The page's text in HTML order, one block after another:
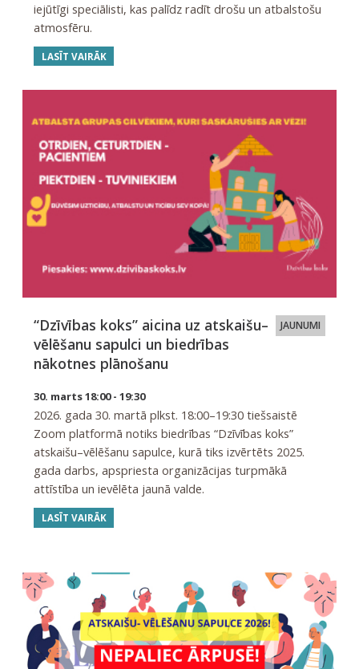
iejūtīgi speciālisti, kas palīdz radīt drošu un atbalstošu
atmosfēru.
LASĪT VAIRĀK
JAUNUMI
“Dzīvības koks” aicina uz atskaišu–
vēlēšanu sapulci un biedrības
nākotnes plānošanu
30. marts 18:00 - 19:30
2026. gada 30. martā plkst. 18:00–19:30 tiešsaistē
Zoom platformā notiks biedrības “Dzīvības koks”
atskaišu–vēlēšanu sapulce, kurā tiks izvērtēts 2025.
gada darbs, apspriesta organizācijas turpmākā
attīstība un ievēlēta jaunā valde.
LASĪT VAIRĀK